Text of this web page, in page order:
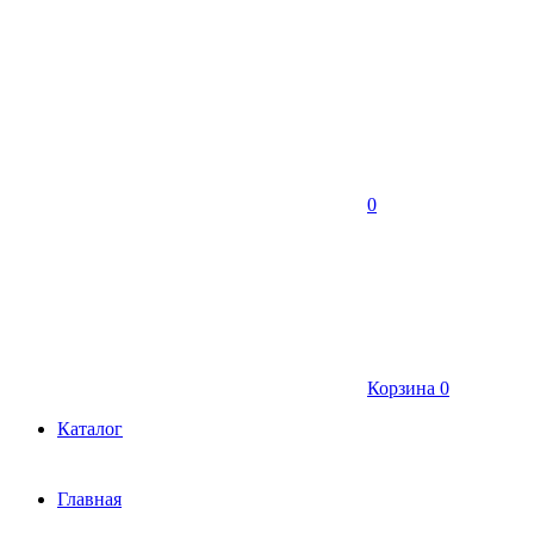
0
Корзина 0
Каталог
Главная